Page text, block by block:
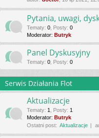
Pytania, uwagi,
Tematy: 0 Posty: 0
Moderator: Butryk
Panel Dyskusyjny
Tematy: 0 Posty: 0
Serwis Działania Flot
Aktualizacje
Tematy: 1 Posty: 1
Moderator: Butryk
Ostatni post: Aktualizacje